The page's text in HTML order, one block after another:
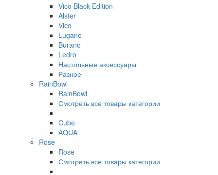
Vico Black Edition
Alster
Vico
Lugano
Burano
Ledro
Настольные аксессуары
Разное
RainBowl
RainBowl
Смотреть все товары категории
Cube
AQUA
Rose
Rose
Смотреть все товары категории